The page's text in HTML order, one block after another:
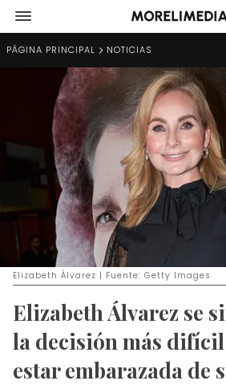
PÁGINA PRINCIPAL NOTICIAS
Elizabeth Álvarez | Fuente: Getty Images
Elizabeth Álvarez se
la decisión más
estar embarazada de